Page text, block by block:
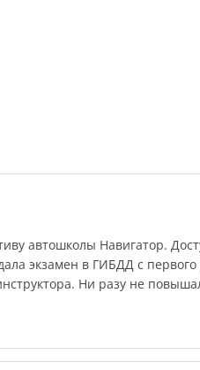
автошколы Навигатор.
экзамен в ГИБДД с первого
Ни разу не